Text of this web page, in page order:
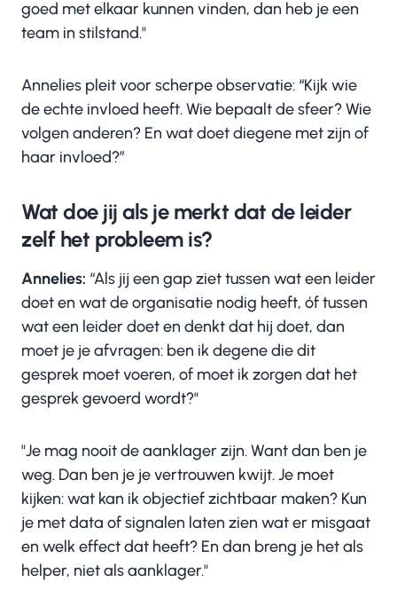
goed met elkaar kunnen vinden, dan heb je een
team in stilstand."
Annelies pleit voor scherpe observatie: “Kijk wie
de echte invloed heeft. Wie bepaalt de sfeer? Wie
volgen anderen? En wat doet diegene met zijn of
haar invloed?”
Wat doe jij als je merkt dat de leider
zelf het probleem is?
Annelies: “Als jij een gap ziet tussen wat een leider
doet en wat de organisatie nodig heeft, óf tussen
wat een leider doet en denkt dat hij doet, dan
moet je je afvragen: ben ik degene die dit
gesprek moet voeren, of moet ik zorgen dat het
gesprek gevoerd wordt?"
"Je mag nooit de aanklager zijn. Want dan ben je
weg. Dan ben je je vertrouwen kwijt. Je moet
kijken: wat kan ik objectief zichtbaar maken? Kun
je met data of signalen laten zien wat er misgaat
en welk effect dat heeft? En dan breng je het als
helper, niet als aanklager."